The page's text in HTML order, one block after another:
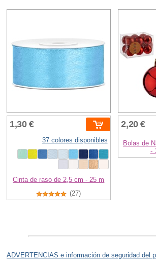
1,30 €
37 colores disponibles
Cinta de raso de 2,5 cm - 25 m
(27)
2,20 €
Bolas de
-
ADVERTENCIAS e información de seguridad del